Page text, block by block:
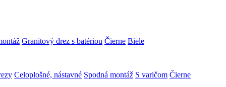
Granitový drez s batériou Čierne Biele
Celoplošné, nástavné Spodná montáž S varičom Čierne